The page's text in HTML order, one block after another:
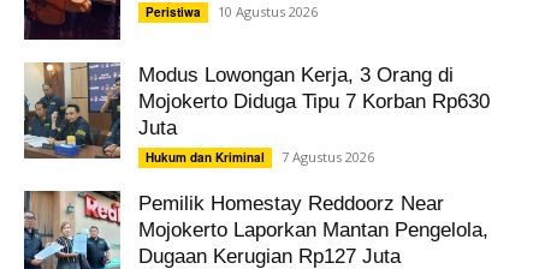
Peristiwa 10 Agustus 2026
Modus Lowongan Kerja, 3 Orang di
Mojokerto Diduga Tipu 7 Korban Rp630
Juta
Hukum dan Kriminal 7 Agustus 2026
Pemilik Homestay Reddoorz Near
Mojokerto Laporkan Mantan Pengelola,
Dugaan Kerugian Rp127 Juta